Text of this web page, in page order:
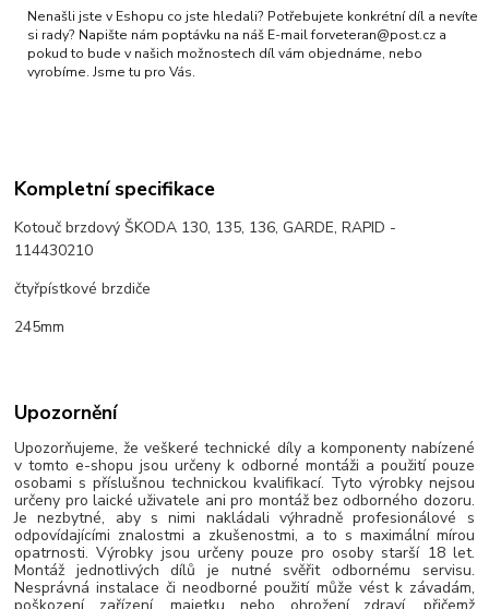
Nenašli jste v Eshopu co jste hledali? Potřebujete konkrétní díl a nevíte
si rady? Napište nám poptávku na náš E-mail forveteran@post.cz a
pokud to bude v našich možnostech díl vám objednáme, nebo
vyrobíme. Jsme tu pro Vás.
Kompletní specifikace
Kotouč brzdový ŠKODA 130, 135, 136, GARDE, RAPID -
114430210
čtyřpístkové brzdiče
245mm
Upozornění
Upozorňujeme, že veškeré technické díly a komponenty nabízené
v tomto e-shopu jsou určeny k odborné montáži a použití pouze
osobami s příslušnou technickou kvalifikací. Tyto výrobky nejsou
určeny pro laické uživatele ani pro montáž bez odborného dozoru.
Je nezbytné, aby s nimi nakládali výhradně profesionálové s
odpovídajícími znalostmi a zkušenostmi, a to s maximální mírou
opatrnosti. Výrobky jsou určeny pouze pro osoby starší 18 let.
Montáž jednotlivých dílů je nutné svěřit odbornému servisu.
Nesprávná instalace či neodborné použití může vést k závadám,